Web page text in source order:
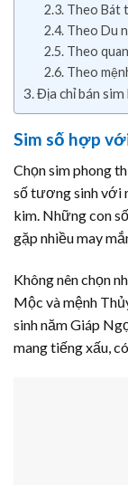
Theo Bát
Theo Du
Theo
Theo
Địa chỉ bán
Sim số hợp
Chọn sim phong
số tương sinh với
kim. Những con
gặp nhiều may
Không nên chọn
Mộc và mệnh
sinh năm Giáp
mang tiếng xấu,